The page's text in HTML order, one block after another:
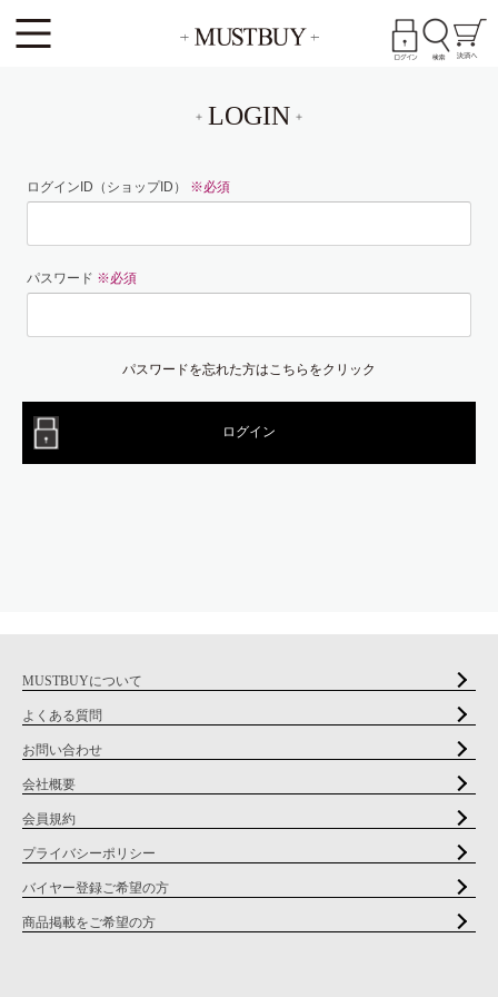
LOGIN
ログインID（ショップID） ※必須
パスワード ※必須
パスワードを忘れた方はこちらをクリック
MUSTBUYについて
よくある質問
お問い合わせ
会社概要
会員規約
プライバシーポリシー
バイヤー登録ご希望の方
商品掲載をご希望の方